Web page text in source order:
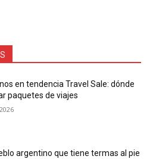
en tendencia Travel Sale: dónde
paquetes de viajes
argentino que tiene termas al pie